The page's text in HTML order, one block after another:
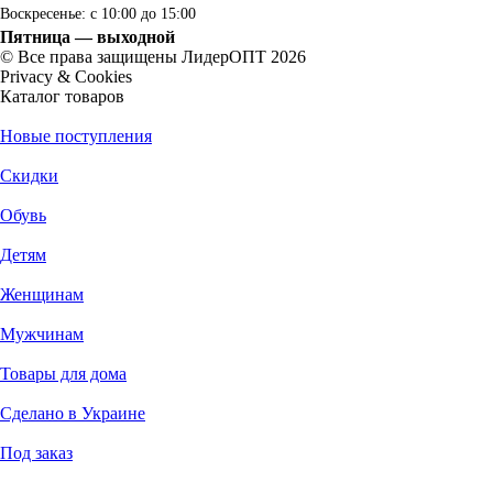
Воскресенье: с 10:00 до 15:00
Пятница — выходной
© Все права защищены ЛидерОПТ 2026
Privacy & Cookies
Каталог товаров
Новые поступления
Скидки
Обувь
Детям
Женщинам
Мужчинам
Товары для дома
Сделано в Украине
Под заказ